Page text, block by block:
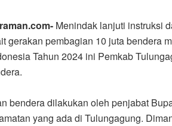
Menindak lanjuti instruksi
gerakan pembagian 10 juta bendera
Tahun 2024 ini Pemkab
bendera dilakukan oleh penjabat
yang ada di Tulungagung.